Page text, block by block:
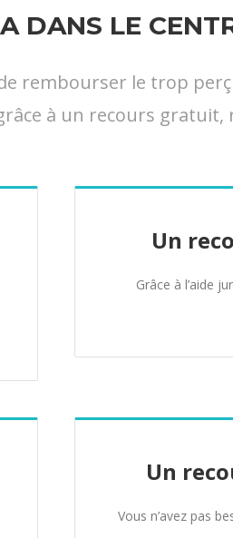
DANS LE
rembourser le trop
à un recours
Un
Grâce à l’aide
Un
Vous n’avez pas